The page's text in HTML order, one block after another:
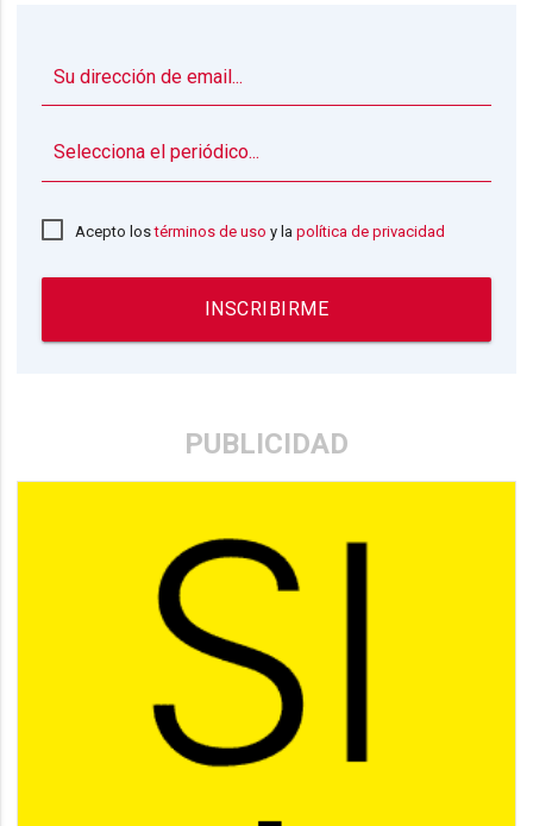
Acepto lostérminos de uso y lapolítica de privacidad
INSCRIBIRME
PUBLICIDAD